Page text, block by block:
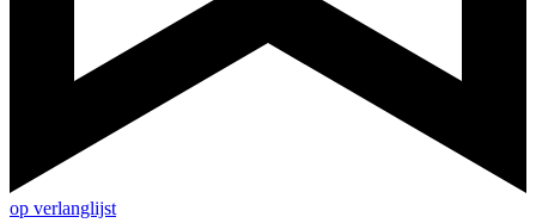
op verlanglijst